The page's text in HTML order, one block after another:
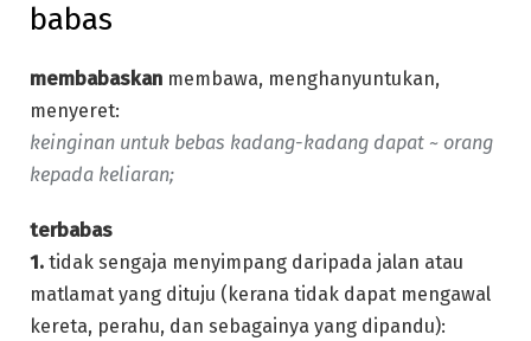
babas
membabaskan membawa, menghanyuntukan,
menyeret:
keinginan untuk bebas kadang-kadang dapat ~ orang
kepada keliaran;
terbabas
1. tidak sengaja menyimpang daripada jalan atau
matlamat yang dituju (kerana tidak dapat mengawal
kereta, perahu, dan sebagainya yang dipandu):